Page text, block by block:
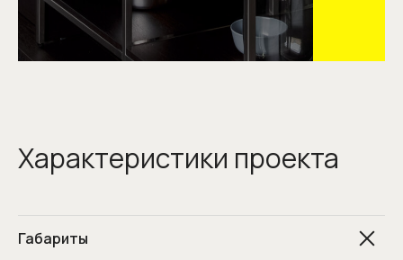
Характеристики проекта
Габариты